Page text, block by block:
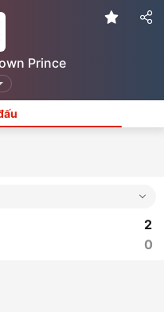
Prince
2
0